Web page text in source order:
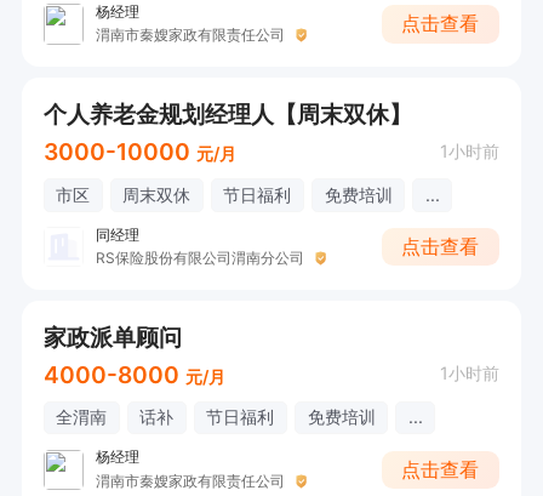
杨经理
渭南市秦嫂家政有限责任公司
点击查看
个人养老金规划经理人【周末双休】
3000-10000 元/月 1小时前
市区 周末双休 节日福利 免费培训 ...
同经理
RS保险股份有限公司渭南分公司
点击查看
家政派单顾问
4000-8000 元/月 1小时前
全渭南 话补 节日福利 免费培训 ...
杨经理
渭南市秦嫂家政有限责任公司
点击查看